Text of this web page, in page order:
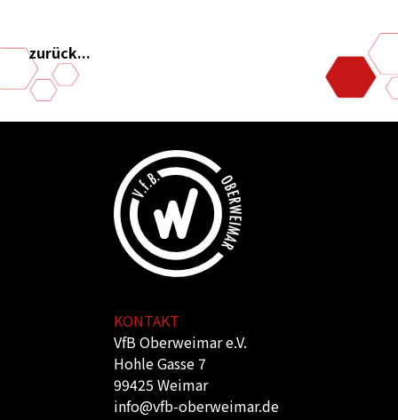
zurück...
KONTAKT
VfB Oberweimar e.V.
Hohle Gasse 7
99425 Weimar
info@vfb-oberweimar.de